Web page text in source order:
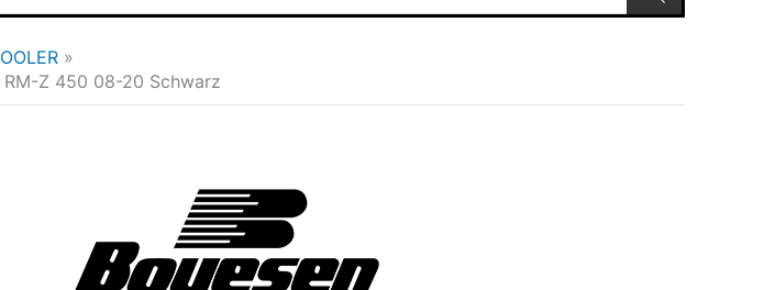
RM-Z 450 08-20 Schwarz
Preis
war:
Wasserpumpendeckel
und